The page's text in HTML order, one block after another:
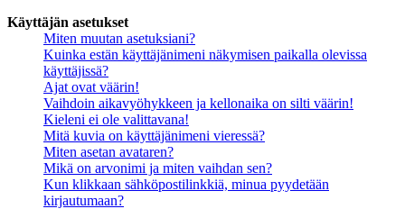
Käyttäjän asetukset
Miten muutan asetuksiani?
Kuinka estän käyttäjänimeni näkymisen paikalla olevissa
käyttäjissä?
Ajat ovat väärin!
Vaihdoin aikavyöhykkeen ja kellonaika on silti väärin!
Kieleni ei ole valittavana!
Mitä kuvia on käyttäjänimeni vieressä?
Miten asetan avataren?
Mikä on arvonimi ja miten vaihdan sen?
Kun klikkaan sähköpostilinkkiä, minua pyydetään
kirjautumaan?